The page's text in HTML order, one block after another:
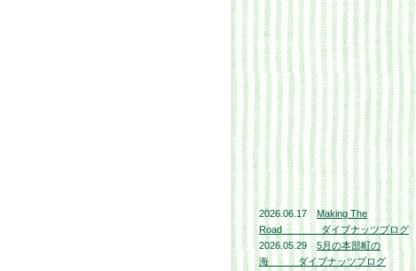
2026.06.17
Making The
Road ダイブナッツブログ
2026.05.29
5月の本部町の
海 ダイブナッツブログ